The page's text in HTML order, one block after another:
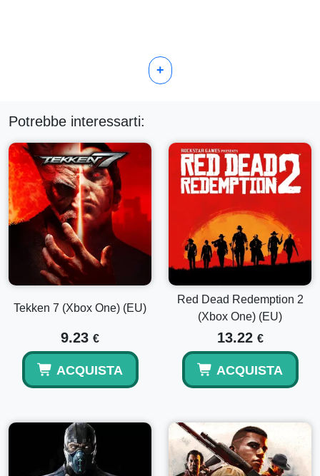
+
Potrebbe interessarti:
Tekken 7 (Xbox One) (EU)
9.23 €
ACQUISTA
Red Dead Redemption 2
(Xbox One) (EU)
13.22 €
ACQUISTA